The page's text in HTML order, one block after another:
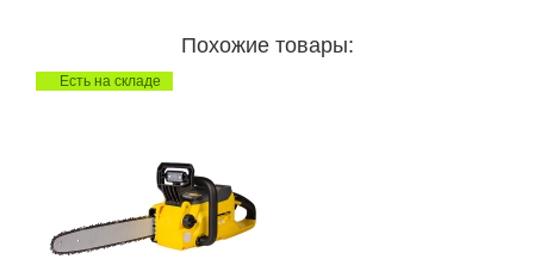
Похожие товары:
Есть на складе